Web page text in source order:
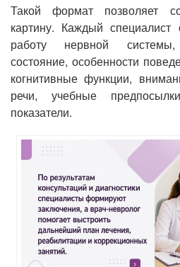
Такой формат позволяет
картину. Каждый специалист
работу нервной системы,
состояние, особенности
когнитивные функции,
речи, учебные
показатели.